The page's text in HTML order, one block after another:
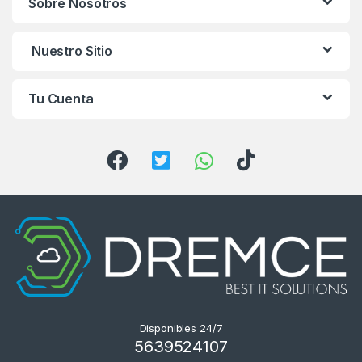
Nuestro Sitio
Tu Cuenta
Disponibles 24/7
5639524107